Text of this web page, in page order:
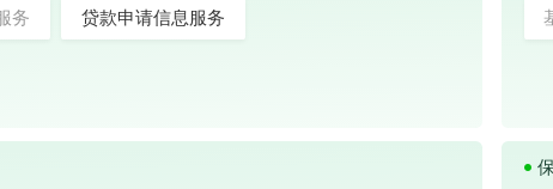
务 贷款申请信息服务